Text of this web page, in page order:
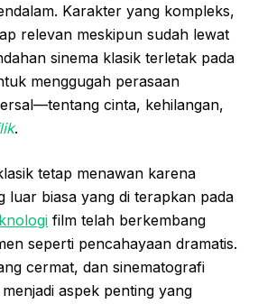
Karakter yang kompleks,
relevan meskipun sudah lewat
sinema klasik terletak pada
menggugah perasaan
cinta, kehilangan,
.
tetap menawan karena
luar biasa yang di terapkan pada
film telah berkembang
seperti pencahayaan dramatis.
cermat, dan sinematografi
aspek penting yang